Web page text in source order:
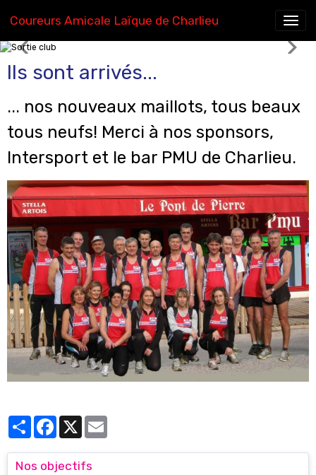
Coureurs Amicale Laïque de Charlieu
Ils sont arrivés...
... nos nouveaux maillots, tous beaux
tous neufs! Merci à nos sponsors,
Intersport et le bar PMU de Charlieu.
PartagerFacebook
X
Nos objectifs